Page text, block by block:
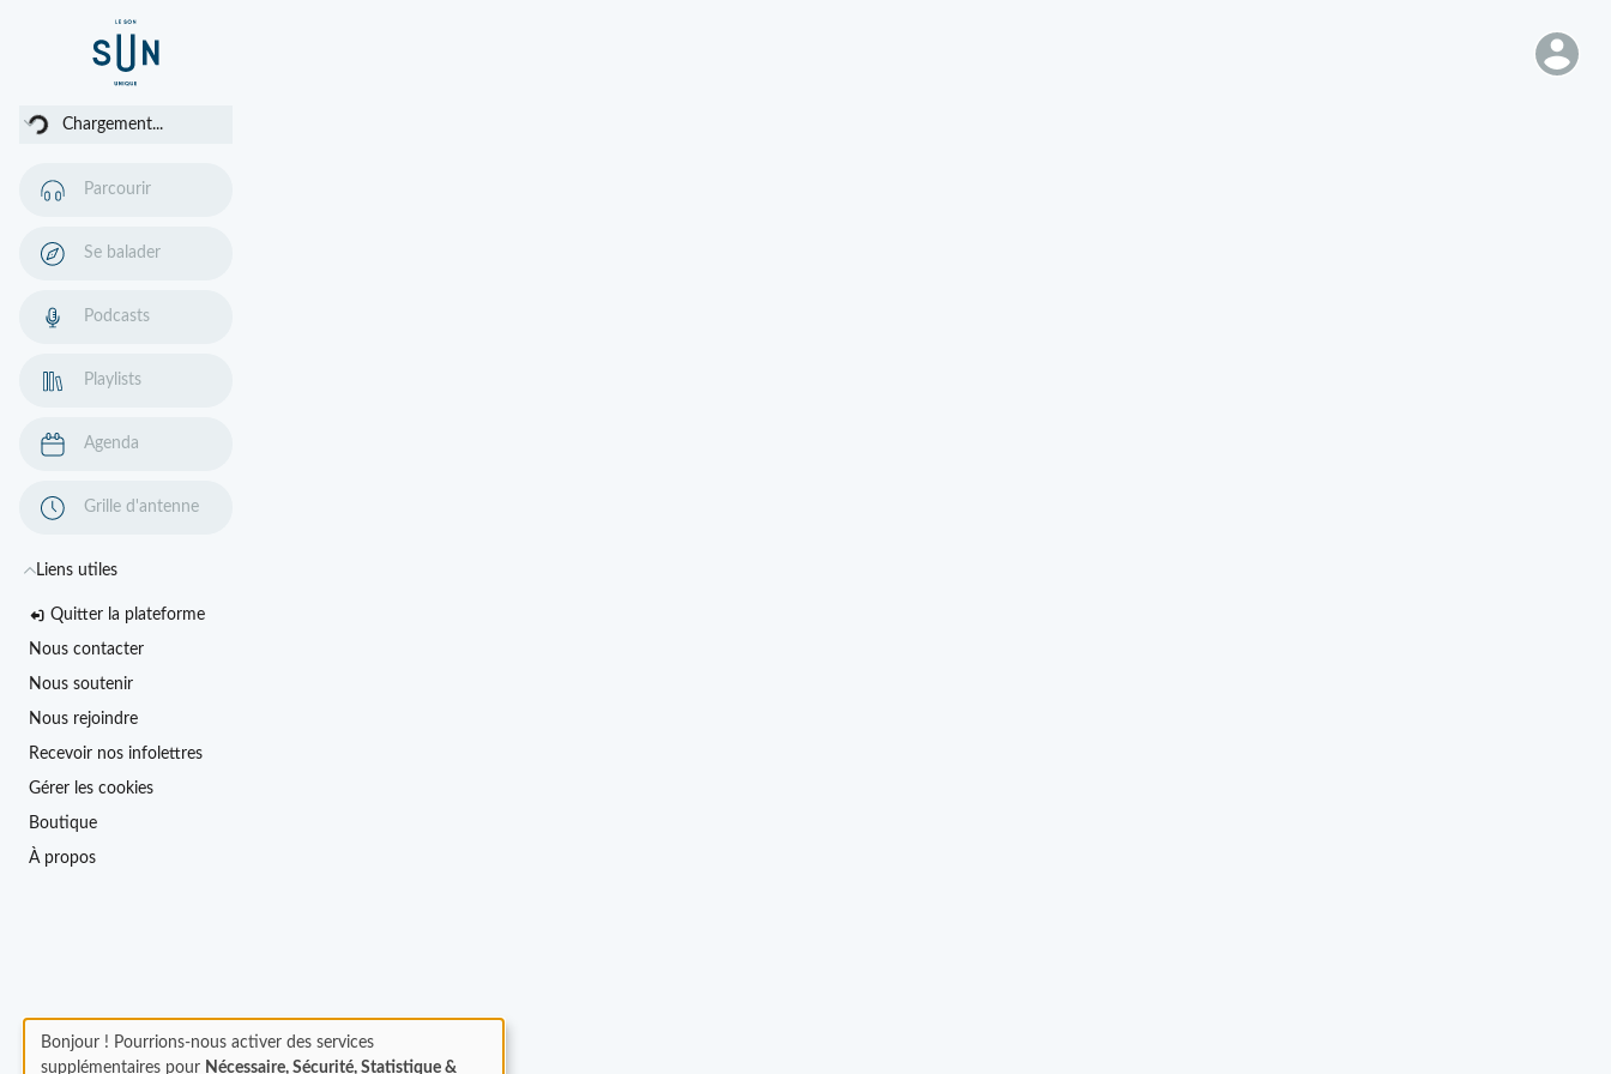
Chargement...
Parcourir
Se balader
Podcasts
Playlists
Agenda
Grille d'antenne
Liens utiles
Quitter la plateforme
Nous contacter
Nous soutenir
Nous rejoindre
Recevoir nos infolettres
Gérer les cookies
Boutique
À propos
Bonjour ! Pourrions-nous activer des services
supplémentaires pour Nécessaire, Sécurité, Statistique &